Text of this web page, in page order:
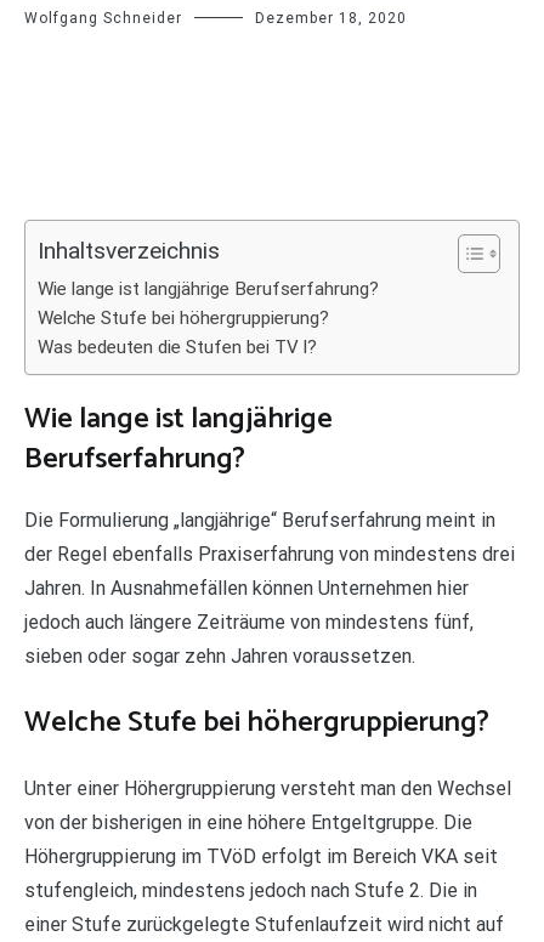
Wolfgang Schneider Dezember 18, 2020
Inhaltsverzeichnis
Wie lange ist langjährige Berufserfahrung?
Welche Stufe bei höhergruppierung?
Was bedeuten die Stufen bei TV l?
Wie lange ist langjährige
Berufserfahrung?
Die Formulierung „langjährige“ Berufserfahrung meint in
der Regel ebenfalls Praxiserfahrung von mindestens drei
Jahren. In Ausnahmefällen können Unternehmen hier
jedoch auch längere Zeiträume von mindestens fünf,
sieben oder sogar zehn Jahren voraussetzen.
Welche Stufe bei höhergruppierung?
Unter einer Höhergruppierung versteht man den Wechsel
von der bisherigen in eine höhere Entgeltgruppe. Die
Höhergruppierung im TVöD erfolgt im Bereich VKA seit
stufengleich, mindestens jedoch nach Stufe 2. Die in
einer Stufe zurückgelegte Stufenlaufzeit wird nicht auf